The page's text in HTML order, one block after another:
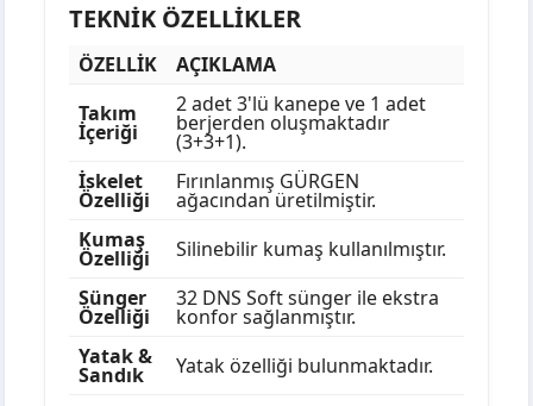
TEKNİK ÖZELLİKLER
ÖZELLİK
AÇIKLAMA
Takım
İçeriği
2 adet 3'lü kanepe ve 1 adet
berjerden oluşmaktadır
(3+3+1).
İskelet
Özelliği
Fırınlanmış GÜRGEN
ağacından üretilmiştir.
Kumaş
Özelliği
Silinebilir kumaş kullanılmıştır.
Sünger
Özelliği
32 DNS Soft sünger ile ekstra
konfor sağlanmıştır.
Yatak &
Sandık Yatak özelliği bulunmaktadır.